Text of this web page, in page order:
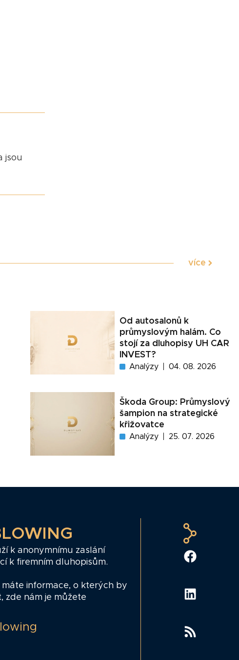
jsou
více
Od autosalonů k
průmyslovým halám. Co
stojí za dluhopisy UH CAR
INVEST?
Analýzy 04. 08. 2026
Škoda Group: Průmyslový
šampion na strategické
křižovatce
Analýzy 25. 07. 2026
k anonymnímu zaslání
k firemním dluhopisům.
máte informace, o kterých by
zde nám je můžete